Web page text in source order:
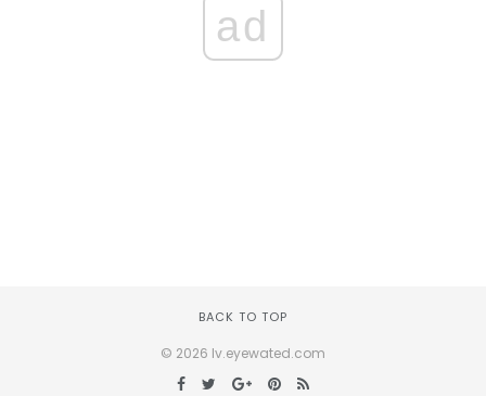
ad
BACK TO TOP
© 2026 lv.eyewated.com